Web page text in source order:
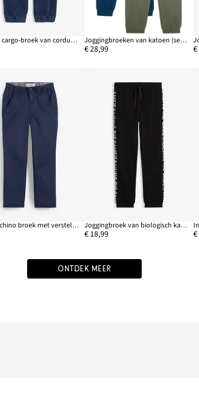
Thermo cargo-broek van corduroy met jersey voering, regular fit Joggingbroeken van katoen (set van 2)
€ 28,99
Slim Fit chino broek met verstelbare band, straight Joggingbroek van biologisch katoen
€ 18,99
ONTDEK MEER